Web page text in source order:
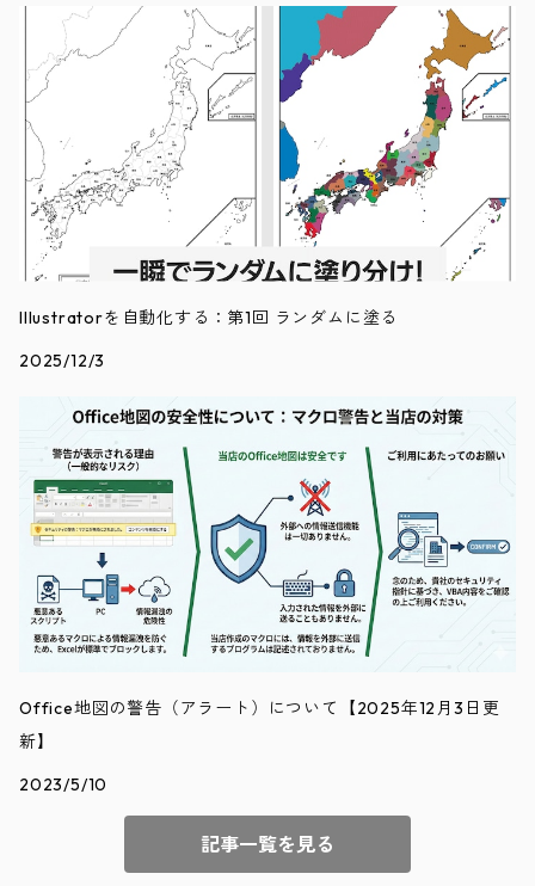
Illustratorを自動化する：第1回 ランダムに塗る
2025/12/3
Office地図の警告（アラート）について【2025年12月3日更
新】
2023/5/10
記事一覧を見る